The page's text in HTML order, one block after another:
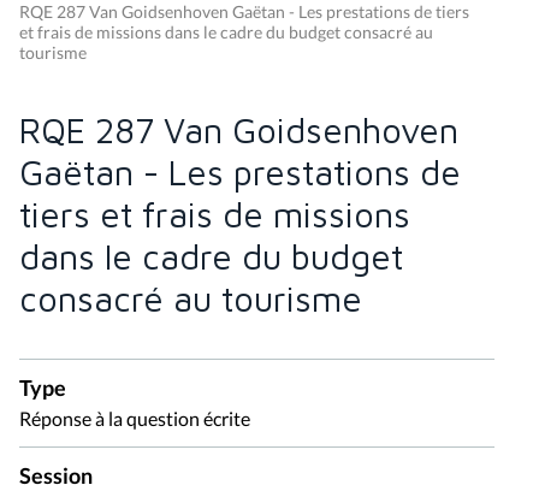
RQE 287 Van Goidsenhoven Gaëtan - Les prestations de tiers
et frais de missions dans le cadre du budget consacré au
tourisme
RQE 287 Van Goidsenhoven
Gaëtan - Les prestations de
tiers et frais de missions
dans le cadre du budget
consacré au tourisme
Type
Réponse à la question écrite
Session